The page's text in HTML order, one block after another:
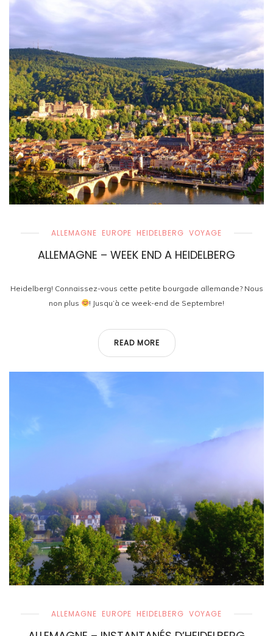
ALLEMAGNE EUROPE HEIDELBERG VOYAGE
ALLEMAGNE – WEEK END A HEIDELBERG
Heidelberg! Connaissez-vous cette petite bourgade allemande? Nous
non plus
! Jusqu’à ce week-end de Septembre!
READ MORE
ALLEMAGNE EUROPE HEIDELBERG VOYAGE